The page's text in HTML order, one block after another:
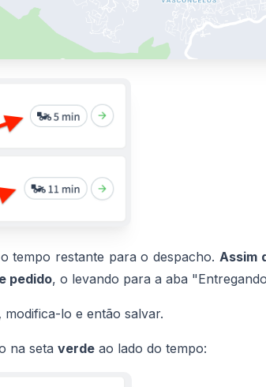
tempo restante para o despacho. Assim
pedido, o levando para a aba
modifica-lo e então salvar.
na setaverde ao lado do tempo: